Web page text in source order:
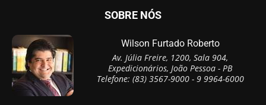
SOBRE NÓS
Wilson Furtado Roberto
Av. Júlia Freire, 1200, Sala 904,
Expedicionários, João Pessoa - PB
Telefone: (83) 3567-9000 - 9 9964-6000